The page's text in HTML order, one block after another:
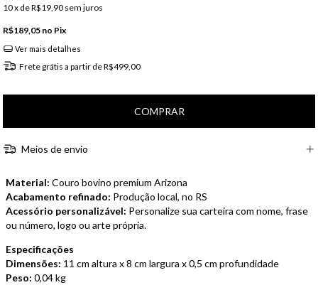
10x deR$19,90 sem juros
R$189,05 Pix
Ver mais detalhes
Frete grátis a partir deR$499,00
Meios de envio
Material: Couro bovino premium Arizona
Acabamento refinado: Produção local, no RS
Acessório personalizável: Personalize sua carteira com nome, frase
ou número, logo ou arte própria.
Especificações
Dimensões: 11 cm altura x 8 cm largura x 0,5 cm profundidade
Peso: 0,04 kg